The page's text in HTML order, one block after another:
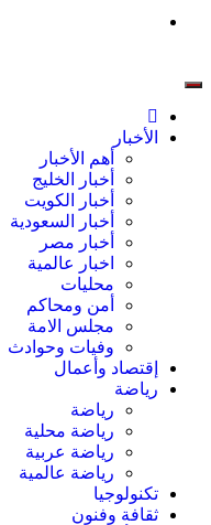
الأخبار
أهم الأخبار
أخبار الخليج
أخبار الكويت
أخبار السعودية
أخبار مصر
اخبار عالمية
محليات
أمن ومحاكم
مجلس الامة
وفيات وحوادث
إقتصاد وأعمال
رياضة
رياضة
رياضة محلية
رياضة عربية
رياضة عالمية
تكنولوجيا
ثقافة وفنون